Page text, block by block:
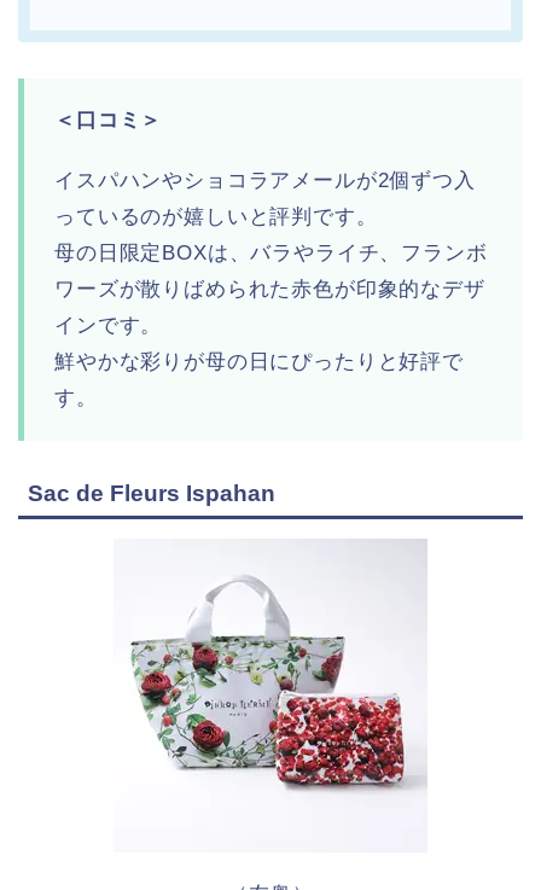
＜口コミ＞
イスパハンやショコラアメールが2個ずつ入
っているのが嬉しいと評判です。
母の日限定BOXは、バラやライチ、フランボ
ワーズが散りばめられた赤色が印象的なデザ
インです。
鮮やかな彩りが母の日にぴったりと好評で
す。
Sac de Fleurs Ispahan